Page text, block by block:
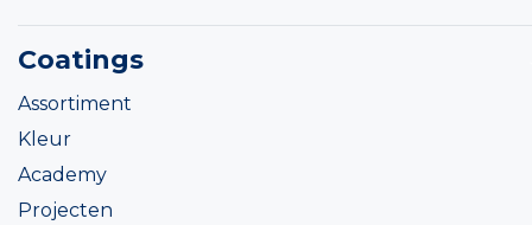
Coatings
Assortiment
Kleur
Academy
Projecten